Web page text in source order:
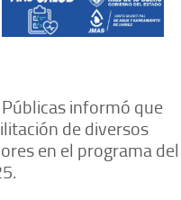
informó que
de diversos
en el programa del